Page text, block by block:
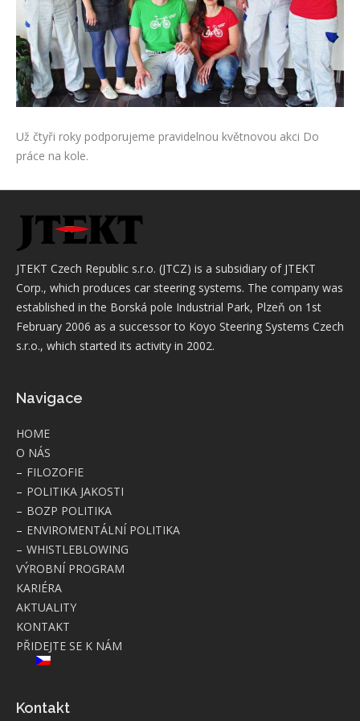
Už čtyři roky podporujeme pravidelnou květnovou akci Do
práce na kole.
JTEKT Czech Republic s.r.o. (JTCZ) is a subsidiary of JTEKT
Corp., which produces car steering systems. The company was
established in the Borská pole Industrial Park, Plzeň on 1st
February 2006 as a successor to Koyo Steering Systems Czech
s.r.o., which started its activity in 2002.
Navigace
HOME
O NÁS
FILOZOFIE
POLITIKA JAKOSTI
BOZP POLITIKA
ENVIROMENTÁLNÍ POLITIKA
WHISTLEBLOWING
VÝROBNÍ PROGRAM
KARIÉRA
AKTUALITY
KONTAKT
PŘIDEJTE SE K NÁM
Kontakt